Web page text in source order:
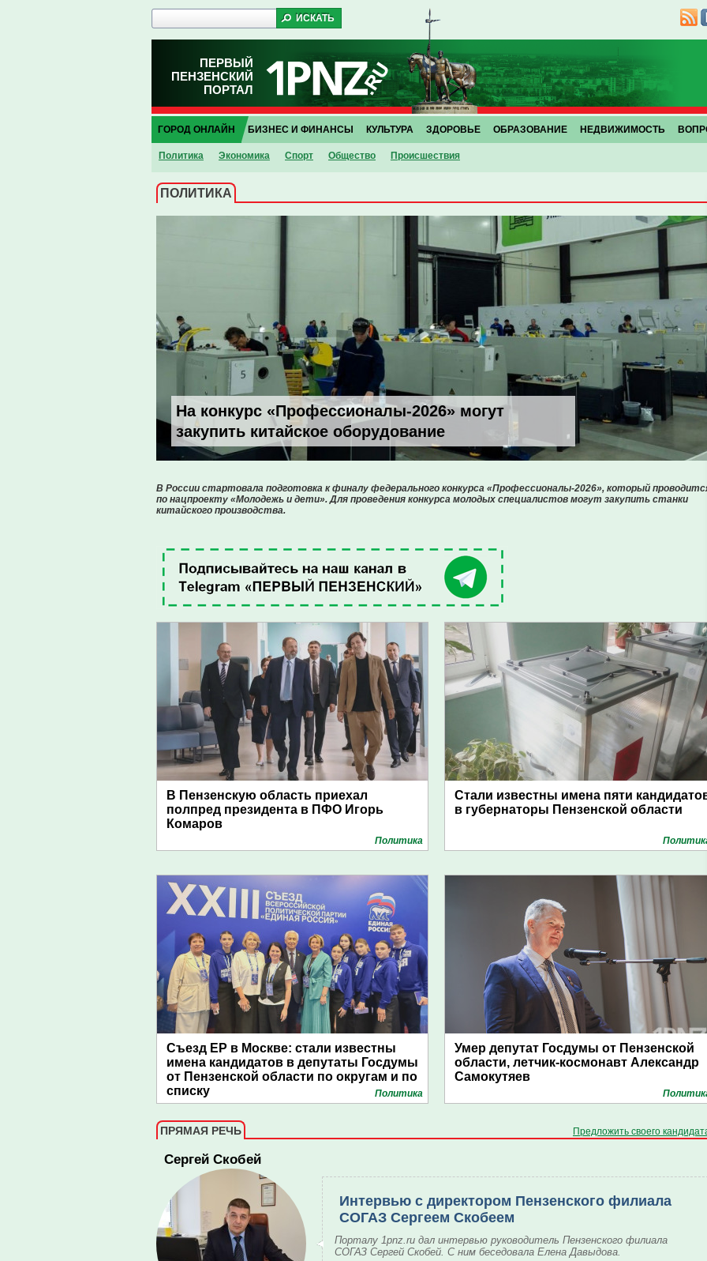
ПЕРВЫЙ
ПЕНЗЕНСКИЙ
ПОРТАЛ
ГОРОД ОНЛАЙН
Политика Экономика Спорт Общество Проиcшествия
БИЗНЕС И ФИНАНСЫ КУЛЬТУРА ЗДОРОВЬЕ ОБРАЗОВАНИЕ НЕДВИЖИМОСТЬ
ПОЛИТИКА
На конкурс «Профессионалы-2026» могут
закупить китайское оборудование
В России стартовала подготовка к финалу федерального конкурса «Профессионалы-2026», который
по нацпроекту «Молодежь и дети». Для проведения конкурса молодых специалистов могут закупить станки
китайского производства.
В Пензенскую область приехал
полпред президента в ПФО Игорь
Комаров
Политика
Стали известны имена пяти
в губернаторы Пензенской области
Съезд ЕР в Москве: стали известны
имена кандидатов в депутаты Госдумы
от Пензенской области по округам и по
списку
Политика
Умер депутат Госдумы от Пензенской
области, летчик-космонавт Александр
Самокутяев
ПРЯМАЯ РЕЧЬ Предложить своего
Сергей Скобей
Интервью с директором Пензенского филиала
СОГАЗ Сергеем Скобеем
Порталу 1pnz.ru дал интервью руководитель Пензенского филиала
СОГАЗ Сергей Скобей. С ним беседовала Елена Давыдова.